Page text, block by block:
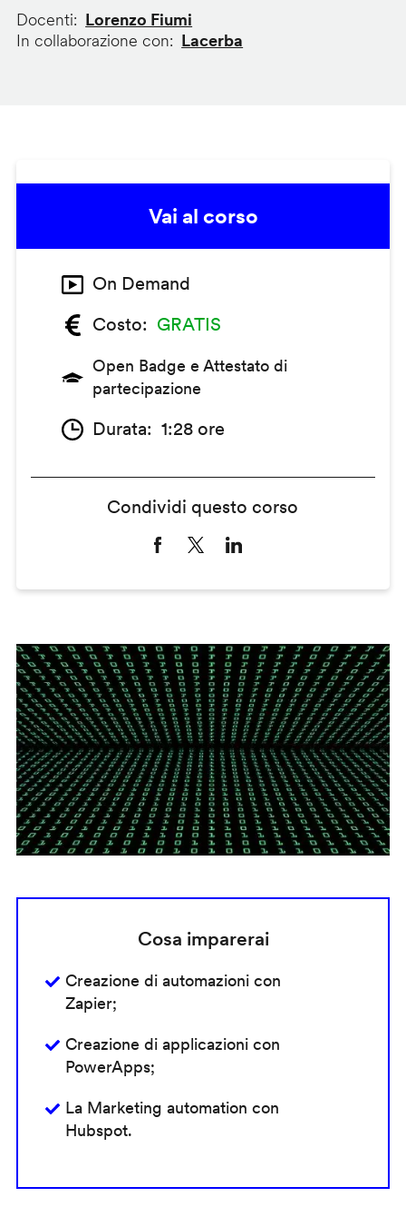
Docenti
Lorenzo Fiumi
In collaborazione con
Lacerba
Vai al corso
On Demand
Costo
GRATIS
Open Badge e Attestato di
partecipazione
Durata 1:28 ore
Condividi questo corso
Cosa imparerai
Creazione di automazioni con
Zapier;
Creazione di applicazioni con
PowerApps;
La Marketing automation con
Hubspot.